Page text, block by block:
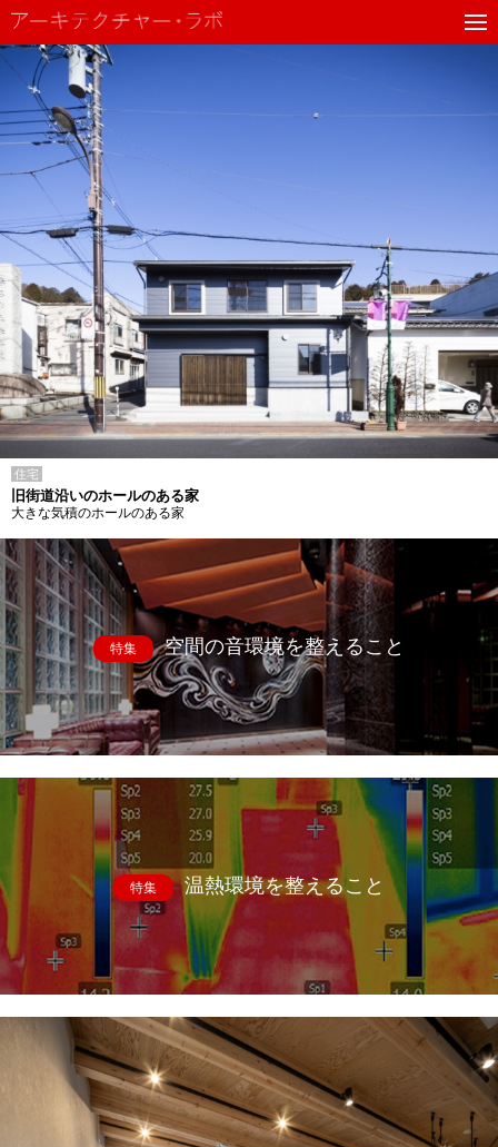
住宅
旧街道沿いのホールのある家
大きな気積のホールのある家
特集 空間の音環境を整えること
特集 温熱環境を整えること